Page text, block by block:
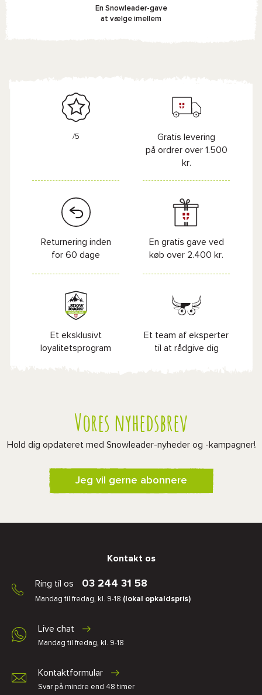
En Snowleader-gave
at vælge imellem
/5
Gratis levering
på ordrer over 1.500
kr.
Returnering inden
for 60 dage
En gratis gave ved
køb over 2.400 kr.
Et eksklusivt
loyalitetsprogram
Et team af eksperter
til at rådgive dig
Vores nyhedsbrev
Hold dig opdateret med Snowleader-nyheder og -kampagner!
Jeg vil gerne abonnere
Kontakt os
Ring til os 03 244 31 58
Mandag til fredag, kl. 9-18 (lokal opkaldspris)
Live chat
Mandag til fredag, kl. 9-18
Kontaktformular
Svar på mindre end 48 timer